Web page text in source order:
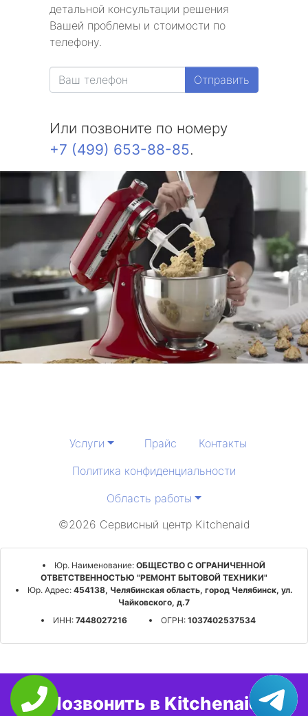
детальной консультации решения
Вашей проблемы и стоимости по
телефону.
Отправить
Или позвоните по номеру
+7 (499) 653-88-85.
Услуги Прайс
Контакты
Политика конфиденциальности
Область работы
©2026 Сервисный центр Kitchenaid
Юр. Наименование: ОБЩЕСТВО С ОГРАНИЧЕННОЙ
ОТВЕТСТВЕННОСТЬЮ "РЕМОНТ БЫТОВОЙ ТЕХНИКИ"
Юр. Адрес:454138, Челябинская область, город Челябинск, ул.
Чайковского, д.7
ИНН: 7448027216 ОГРН: 1037402537534
Позвонить в Kitchenaid